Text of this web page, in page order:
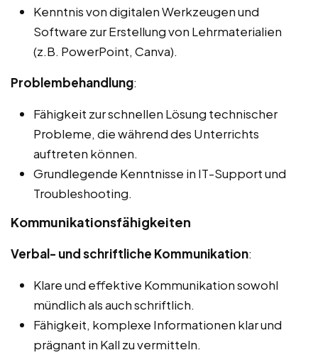
Kenntnis von digitalen Werkzeugen und
Software zur Erstellung von Lehrmaterialien
(z.B. PowerPoint, Canva).
Problembehandlung:
Fähigkeit zur schnellen Lösung technischer
Probleme, die während des Unterrichts
auftreten können.
Grundlegende Kenntnisse in IT-Support und
Troubleshooting.
Kommunikationsfähigkeiten
Verbal- und schriftliche Kommunikation:
Klare und effektive Kommunikation sowohl
mündlich als auch schriftlich.
Fähigkeit, komplexe Informationen klar und
prägnant in Kall zu vermitteln.